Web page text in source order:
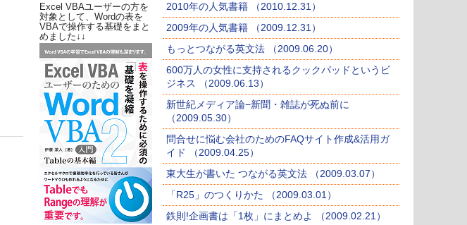
Excel VBAユーザーの方を
対象として、Wordの表を
VBAで操作する基礎をまと
めました↓↓
2010年の人気書籍 （2010.12.31）
2009年の人気書籍 （2009.12.31）
もっとつながる英文法 （2009.06.20）
600万人の女性に支持されるクックパッドというビ
ジネス （2009.06.13）
新世紀メディア論−新聞・雑誌が死ぬ前に
（2009.05.30）
問合せに悩む会社のためのFAQサイト作成&活用ガ
イド （2009.04.25）
東大生が書いた つながる英文法 （2009.03.07）
「R25」のつくりかた （2009.03.01）
鉄則!企画書は「1枚」にまとめよ （2009.02.21）